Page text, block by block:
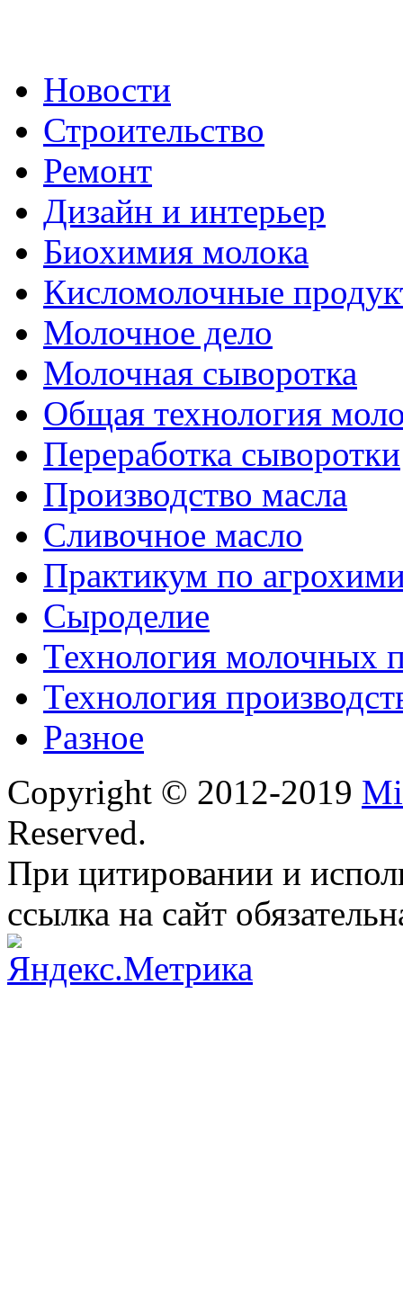
Новости
Строительство
Ремонт
Дизайн и интерьер
Биохимия молока
Кисломолочные
Молочное дело
Молочная сыворотка
Общая технология
Переработка сыворотки
Производство масла
Сливочное масло
Практикум по
Сыроделие
Технология молочных
Технология
Разное
Copyright © 2012-2019
Reserved.
При цитировании и
ссылка на сайт